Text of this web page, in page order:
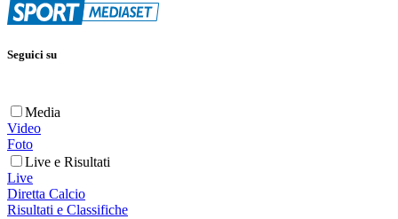
Seguici su
Media
Video
Foto
Live e Risultati
Live
Diretta Calcio
Risultati e Classifiche